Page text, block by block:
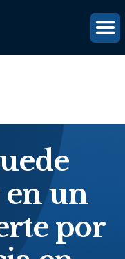
DEL CASO
un
por